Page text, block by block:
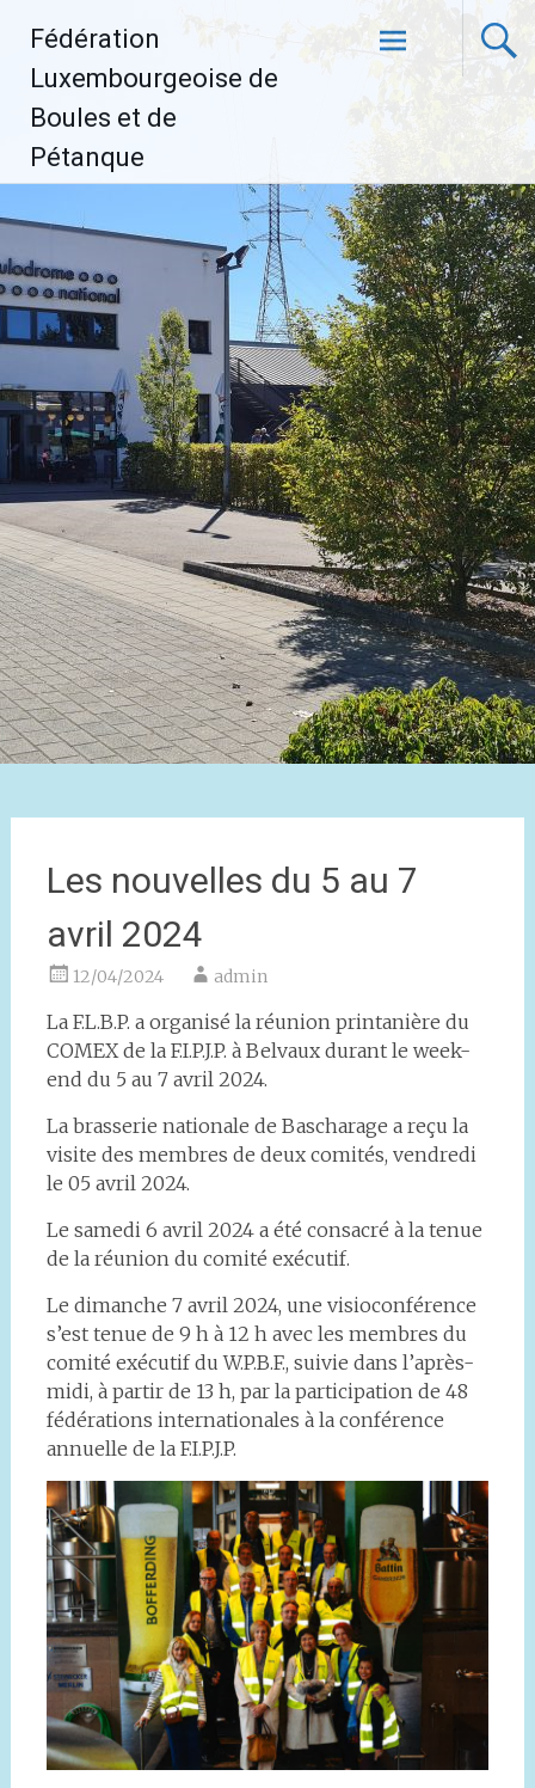
contenu
Fédération
Luxembourgeoise de
Boules et de
Pétanque
Les nouvelles du 5 au 7
avril 2024
12/04/2024 admin
La F.L.B.P. a organisé la réunion printanière du
COMEX de la F.I.P.J.P. à Belvaux durant le week-
end du 5 au 7 avril 2024.
La brasserie nationale de Bascharage a reçu la
visite des membres de deux comités, vendredi
le 05 avril 2024.
Le samedi 6 avril 2024 a été consacré à la tenue
de la réunion du comité exécutif.
Le dimanche 7 avril 2024, une visioconférence
s’est tenue de 9 h à 12 h avec les membres du
comité exécutif du W.P.B.F., suivie dans l’après-
midi, à partir de 13 h, par la participation de 48
fédérations internationales à la conférence
annuelle de la F.I.P.J.P.